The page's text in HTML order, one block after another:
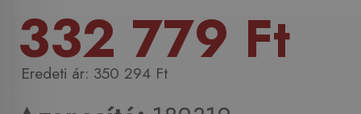
332 779 Ft
350 294 Ft